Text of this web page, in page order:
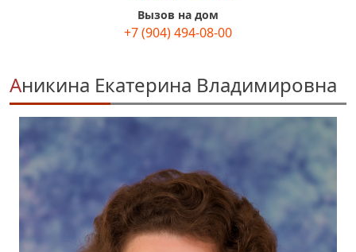
Вызов на дом
+7 (904) 494-08-00
Аникина Екатерина Владимировна